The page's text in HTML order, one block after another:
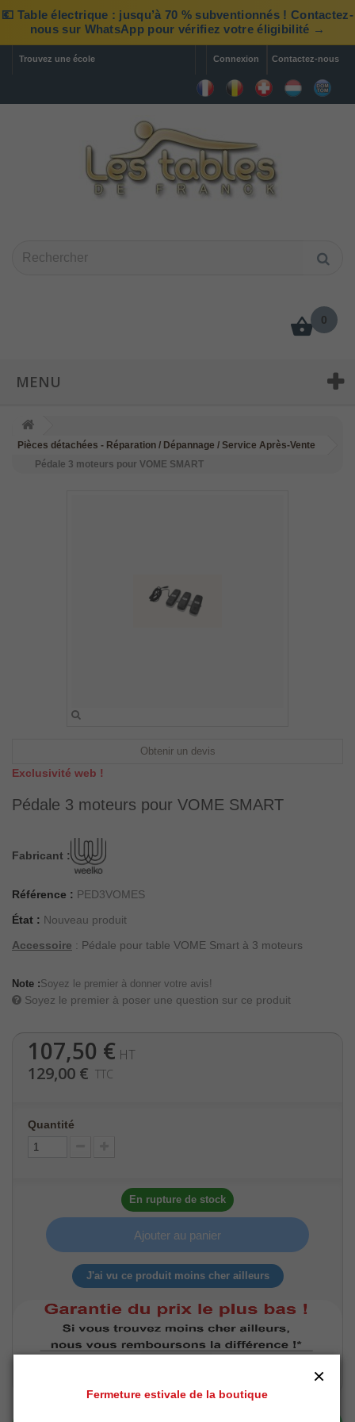
💶 Table électrique : jusqu’à 70 % subventionnés ! Contactez-
nous sur WhatsApp pour vérifiez votre éligibilité →
Contactez-nous
Trouvez une école Connexion
MENU
0
Pièces détachées - Réparation / Dépannage / Service Après-Vente
Pédale 3 moteurs pour VOME SMART
Obtenir un devis
Exclusivité web !
Pédale 3 moteurs pour VOME SMART
Fabricant :
Référence : PED3VOMES
État : Nouveau produit
Accessoire : Pédale pour table VOME Smart à 3 moteurs
Note :Soyez le premier à donner votre avis!
Soyez le premier à poser une question sur ce produit
107,50 € HT
129,00 € TTC
Quantité
En rupture de stock
Ajouter au panier
J'ai vu ce produit moins cher ailleurs
Fermeture estivale de la boutique
×